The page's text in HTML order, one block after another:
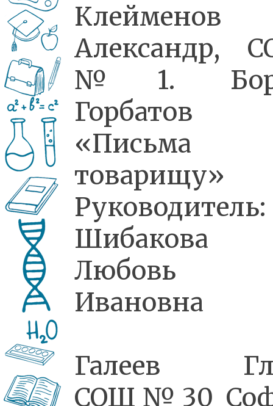
Клейменов
Александр,
№ 1.
Горбатов
товарищу»
Руководитель:
Шибакова
Любовь
Ивановна
Галеев
СОШ№30